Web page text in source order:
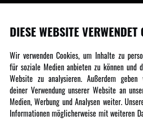
INFORMATIONEN
Newsletter
Über uns
Karriere
Amewi Kataloge
DIESE WEBSITE
Wir verwenden Cookies, um Inhalte zu
für soziale Medien anbieten zu können und
Website zu analysieren. Außerdem
deiner Verwendung unserer Website an
Medien, Werbung und Analysen weiter.
Informationen möglicherweise mit weiteren